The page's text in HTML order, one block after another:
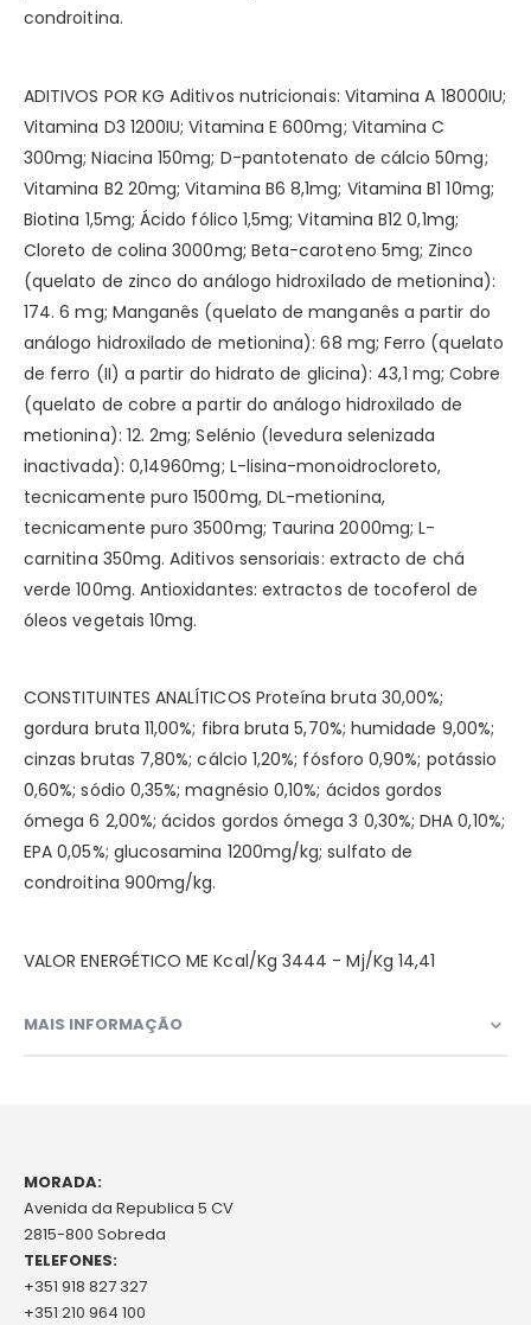
condroitina.
ADITIVOS POR KG Aditivos nutricionais: Vitamina A 18000IU;
Vitamina D3 1200IU; Vitamina E 600mg; Vitamina C
300mg; Niacina 150mg; D-pantotenato de cálcio 50mg;
Vitamina B2 20mg; Vitamina B6 8,1mg; Vitamina B1 10mg;
Biotina 1,5mg; Ácido fólico 1,5mg; Vitamina B12 0,1mg;
Cloreto de colina 3000mg; Beta-caroteno 5mg; Zinco
(quelato de zinco do análogo hidroxilado de metionina):
174. 6 mg; Manganês (quelato de manganês a partir do
análogo hidroxilado de metionina): 68 mg; Ferro (quelato
de ferro (II) a partir do hidrato de glicina): 43,1 mg; Cobre
(quelato de cobre a partir do análogo hidroxilado de
metionina): 12. 2mg; Selénio (levedura selenizada
inactivada): 0,14960mg; L-lisina-monoidrocloreto,
tecnicamente puro 1500mg, DL-metionina,
tecnicamente puro 3500mg; Taurina 2000mg; L-
carnitina 350mg. Aditivos sensoriais: extracto de chá
verde 100mg. Antioxidantes: extractos de tocoferol de
óleos vegetais 10mg.
CONSTITUINTES ANALÍTICOS Proteína bruta 30,00%;
gordura bruta 11,00%; fibra bruta 5,70%; humidade 9,00%;
cinzas brutas 7,80%; cálcio 1,20%; fósforo 0,90%; potássio
0,60%; sódio 0,35%; magnésio 0,10%; ácidos gordos
ómega 6 2,00%; ácidos gordos ómega 3 0,30%; DHA 0,10%;
EPA 0,05%; glucosamina 1200mg/kg; sulfato de
condroitina 900mg/kg.
VALOR ENERGÉTICO ME Kcal/Kg 3444 - Mj/Kg 14,41
MAIS INFORMAÇÃO
MORADA:
Avenida da Republica 5 CV
2815-800 Sobreda
TELEFONES:
+351 918 827 327
+351 210 964 100